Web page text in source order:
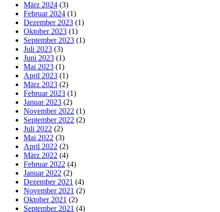
März 2024 (3)
Februar 2024 (1)
Dezember 2023 (1)
Oktober 2023 (1)
September 2023 (1)
Juli 2023 (3)
Juni 2023 (1)
Mai 2023 (1)
April 2023 (1)
März 2023 (2)
Februar 2023 (1)
Januar 2023 (2)
November 2022 (1)
September 2022 (2)
Juli 2022 (2)
Mai 2022 (3)
April 2022 (2)
März 2022 (4)
Februar 2022 (4)
Januar 2022 (2)
Dezember 2021 (4)
November 2021 (2)
Oktober 2021 (2)
September 2021 (4)